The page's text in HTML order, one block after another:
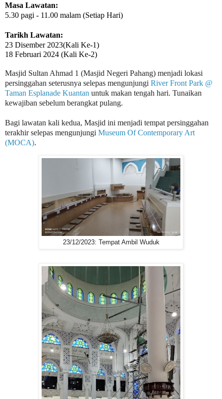
Masa Lawatan:
5.30 pagi - 11.00 malam (Setiap Hari)
Tarikh Lawatan:
23 Disember 2023(Kali Ke-1)
18 Februari 2024 (Kali Ke-2)
Masjid Sultan Ahmad 1 (Masjid Negeri Pahang) menjadi lokasi
persinggahan seterusnya selepas mengunjungi River Front Park @
Taman Esplanade Kuantan untuk makan tengah hari. Tunaikan
kewajiban sebelum berangkat pulang.
Bagi lawatan kali kedua, Masjid ini menjadi tempat persinggahan
terakhir selepas mengunjungi Museum Of Contemporary Art
(MOCA).
23/12/2023: Tempat Ambil Wuduk